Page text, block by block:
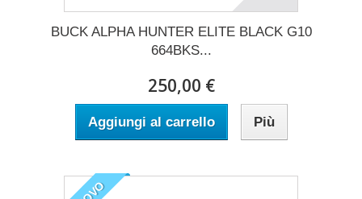
BUCK ALPHA HUNTER ELITE BLACK G10
664BKS...
250,00 €
Aggiungi al carrello Più